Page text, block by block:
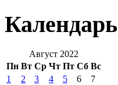
Календарь
Август 2022
Пн Вт Ср Чт Пт Сб Вс
1 2 3 4 5 6
7